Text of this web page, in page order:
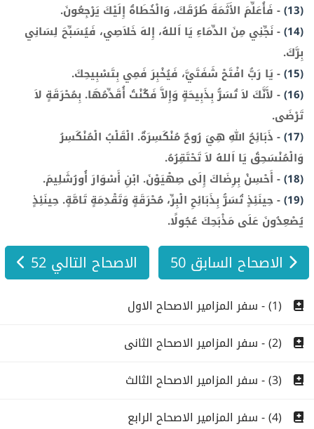
(13)
- فَأُعَلِّمَ الأَثَمَةَ طُرُقَكَ، وَالْخُطَاةُ إِلَيْكَ يَرْجِعُونَ.
(14)
-نَجِّنِي مِنَ الدِّمَاءِ يَا اَللهُ، إِلهَ خَلاَصِي، فَيُسَبِّحَ لِسَانِي
بِرَّكَ.
(15)
- يَا رَبُّ افْتَحْ شَفَتَيَّ، فَيُخْبِرَ فَمِي بِتَسْبِيحِكَ.
(16)
- لأَنَّكَ لاَ تُسَرُّ بِذَبِيحَةٍ وَإِلاَّ فَكُنْتُ أُقَدِّمُهَا. بِمُحْرَقَةٍ لاَ
تَرْضَى.
(17)
- ذَبَائِحُ اللهِ هِيَ رُوحٌ مُنْكَسِرَةٌ. الْقَلْبُ الْمُنْكَسِرُ
وَالْمُنْسَحِقُ يَا اَللهُ لاَ تَحْتَقِرُهُ.
(18)
- أَحْسِنْ بِرِضَاكَ إِلَى صِهْيَوْنَ. ابْنِ أَسْوَارَ أُورُشَلِيمَ.
(19)
-حِينَئِذٍ تُسَرُّ بِذَبَائِحِ الْبِرِّ، مُحْرَقَةٍ وَتَقْدِمَةٍ تَامَّةٍ. حِينَئِذٍ
يُصْعِدُونَ عَلَى مَذْبَحِكَ عُجُولًا.
الاصحاح السابق 50 الاصحاح التالي 52
(1) - سفر المزامير الاصحاح الاول
(2) - سفر المزامير الاصحاح الثانى
(3) - سفر المزامير الاصحاح الثالث
(4) - سفر المزامير الاصحاح الرابع